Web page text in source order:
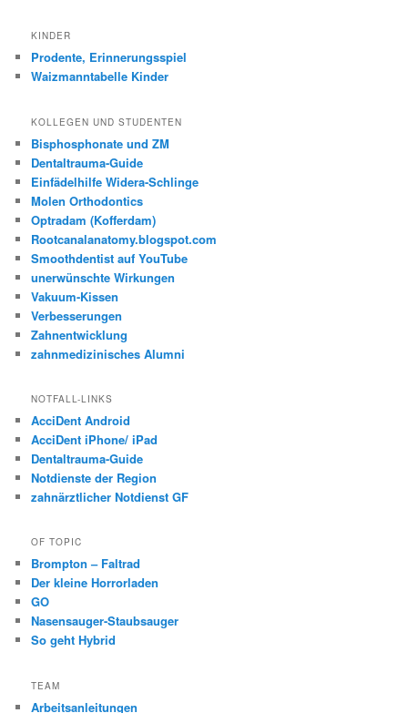
KINDER
Prodente, Erinnerungsspiel
Waizmanntabelle Kinder
KOLLEGEN UND STUDENTEN
Bisphosphonate und ZM
Dentaltrauma-Guide
Einfädelhilfe Widera-Schlinge
Molen Orthodontics
Optradam (Kofferdam)
Rootcanalanatomy.blogspot.com
Smoothdentist auf YouTube
unerwünschte Wirkungen
Vakuum-Kissen
Verbesserungen
Zahnentwicklung
zahnmedizinisches Alumni
NOTFALL-LINKS
AcciDent Android
AcciDent iPhone/ iPad
Dentaltrauma-Guide
Notdienste der Region
zahnärztlicher Notdienst GF
OF TOPIC
Brompton – Faltrad
Der kleine Horrorladen
GO
Nasensauger-Staubsauger
So geht Hybrid
TEAM
Arbeitsanleitungen